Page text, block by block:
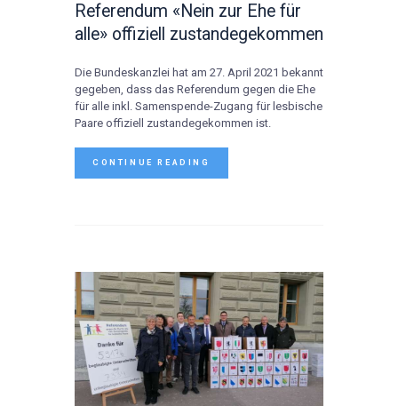
Referendum «Nein zur Ehe für
alle» offiziell zustandegekommen
Die Bundeskanzlei hat am 27. April 2021 bekannt
gegeben, dass das Referendum gegen die Ehe
für alle inkl. Samenspende-Zugang für lesbische
Paare offiziell zustandegekommen ist.
CONTINUE READING